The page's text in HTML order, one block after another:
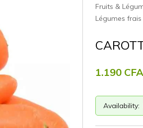
Fruits &
Légumes frais
1.190 CFA
Availability: